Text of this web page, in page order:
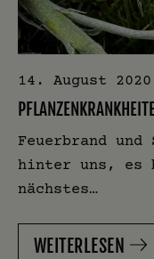
14. August 2020
Feuerbrand
hinter uns, es
nächstes…
WEITERLESEN